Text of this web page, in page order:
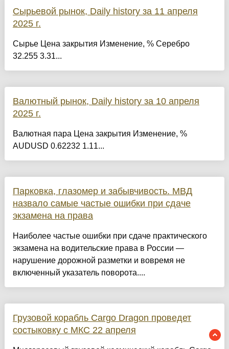
Сырьевой рынок, Daily history за 11 апреля
2025 г.
Сырье Цена закрытия Изменение, % Серебро
32.255 3.31...
Валютный рынок, Daily history за 10 апреля
2025 г.
Валютная пара Цена закрытия Изменение, %
AUDUSD 0.62232 1.11...
Парковка, глазомер и забывчивость. МВД
назвало самые частые ошибки при сдаче
экзамена на права
Наиболее частые ошибки при сдаче практического
экзамена на водительские права в России —
нарушение дорожной разметки и вовремя не
включенный указатель поворота....
Грузовой корабль Cargo Dragon проведет
состыковку с МКС 22 апреля